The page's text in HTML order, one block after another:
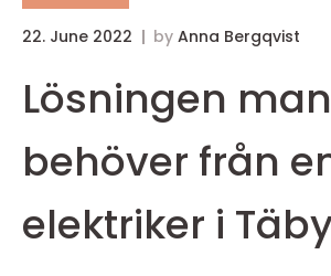
22. June 2022 by Anna Bergqvist
Lösningen man
behöver från
elektriker i